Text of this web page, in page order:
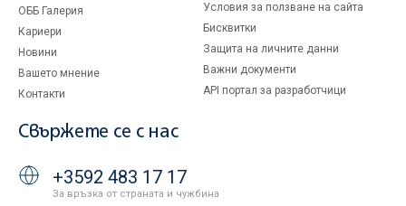
ОББ Галерия
Кариери
Новини
Вашето мнение
Контакти
Условия за ползване на сайта
Бисквитки
Защита на личните данни
Важни документи
API портал за разработчици
Свържете се с нас
+3592 483 17 17
За връзка от страната и чужбина